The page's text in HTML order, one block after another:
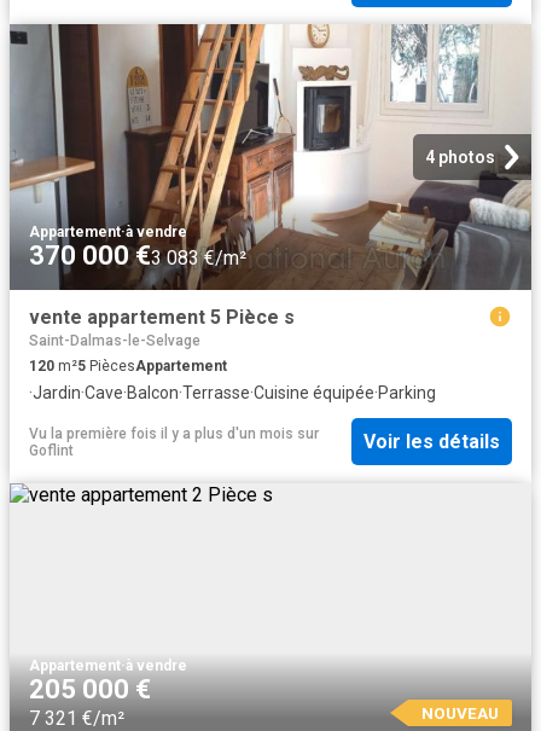
4 photos
Appartement·à vendre
370 000 €3 083 €/m²
vente appartement 5 Pièce s
Saint-Dalmas-le-Selvage
120 m²5 PiècesAppartement
·Jardin·Cave·Balcon·Terrasse·Cuisine équipée·Parking
Vu la première fois il y a plus d'un mois sur
Goflint
Voir les détails
Appartement·à vendre
205 000 €
7 321 €/m² NOUVEAU